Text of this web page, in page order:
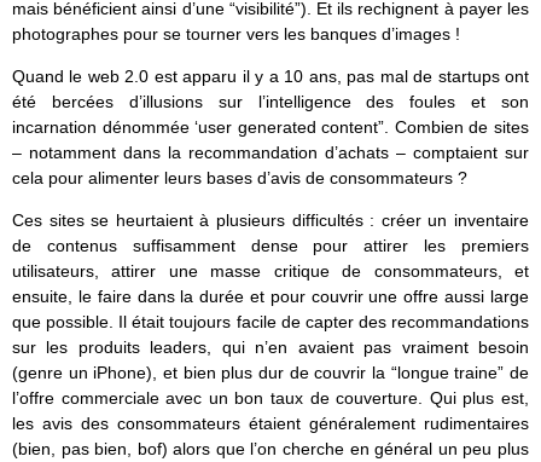
mais bénéficient ainsi d’une “visibilité”). Et ils rechignent à payer les
photographes pour se tourner vers les banques d’images !
Quand le web 2.0 est apparu il y a 10 ans, pas mal de startups ont
été bercées d’illusions sur l’intelligence des foules et son
incarnation dénommée ‘user generated content”. Combien de sites
– notamment dans la recommandation d’achats – comptaient sur
cela pour alimenter leurs bases d’avis de consommateurs ?
Ces sites se heurtaient à plusieurs difficultés : créer un inventaire
de contenus suffisamment dense pour attirer les premiers
utilisateurs, attirer une masse critique de consommateurs, et
ensuite, le faire dans la durée et pour couvrir une offre aussi large
que possible. Il était toujours facile de capter des recommandations
sur les produits leaders, qui n’en avaient pas vraiment besoin
(genre un iPhone), et bien plus dur de couvrir la “longue traine” de
l’offre commerciale avec un bon taux de couverture. Qui plus est,
les avis des consommateurs étaient généralement rudimentaires
(bien, pas bien, bof) alors que l’on cherche en général un peu plus